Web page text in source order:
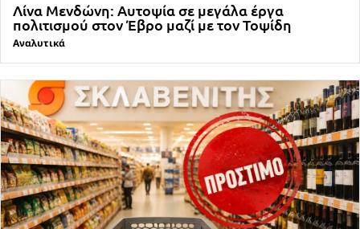
Λίνα Μενδώνη: Αυτοψία σε μεγάλα έργα
πολιτισμού στον Έβρο μαζί με τον Τοψίδη
Αναλυτικά